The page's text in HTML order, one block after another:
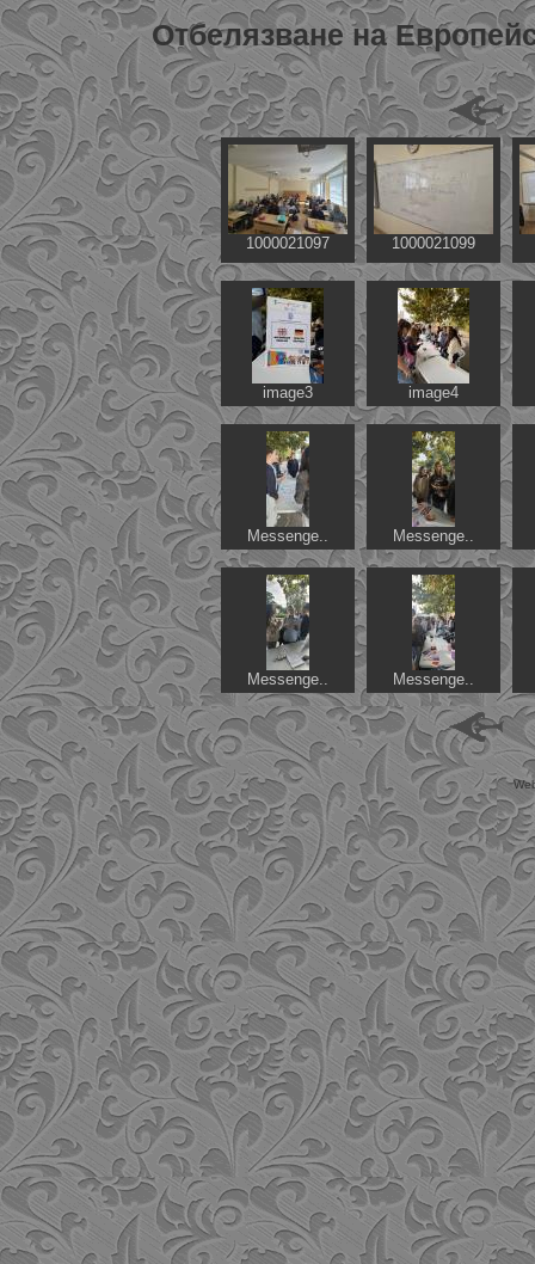
Отбелязване на
1000021097 1000021099
image3 image4
Messenge.. Messenge..
Messenge.. Messenge..